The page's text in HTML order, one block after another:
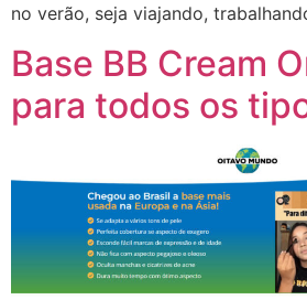
no verão, seja viajando,
Base BB Cream
para todos os